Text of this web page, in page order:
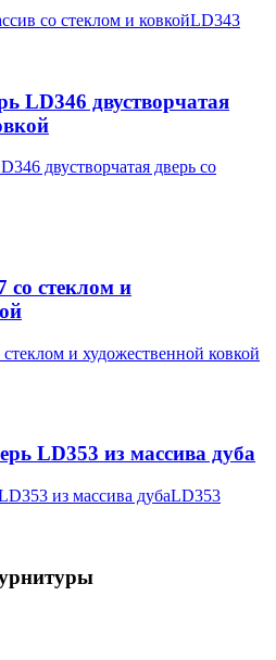
LD343
LD346 двустворчатая
со стеклом и
LD353 из массива дуба
LD353